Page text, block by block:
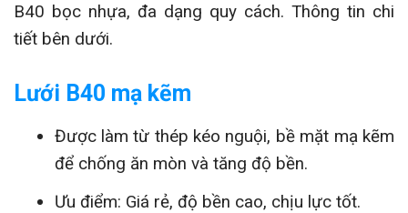
B40 bọc nhựa, đa dạng quy cách. Thông tin chi
tiết bên dưới.
Lưới B40 mạ kẽm
Được làm từ thép kéo nguội, bề mặt mạ kẽm
để chống ăn mòn và tăng độ bền.
Ưu điểm: Giá rẻ, độ bền cao, chịu lực tốt.